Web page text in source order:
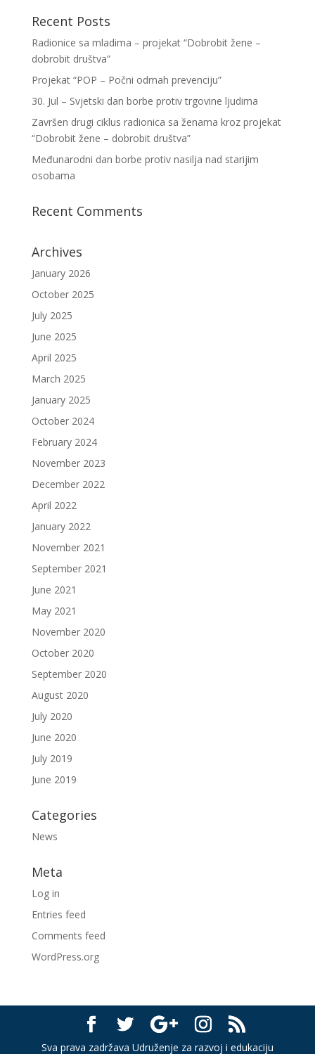
Recent Posts
Radionice sa mladima – projekat “Dobrobit žene –
dobrobit društva”
Projekat “POP – Počni odmah prevenciju”
30. Jul – Svjetski dan borbe protiv trgovine ljudima
Završen drugi ciklus radionica sa ženama kroz projekat
“Dobrobit žene – dobrobit društva”
Međunarodni dan borbe protiv nasilja nad starijim
osobama
Recent Comments
Archives
January 2026
October 2025
July 2025
June 2025
April 2025
March 2025
January 2025
October 2024
February 2024
November 2023
December 2022
April 2022
January 2022
November 2021
September 2021
June 2021
May 2021
November 2020
October 2020
September 2020
August 2020
July 2020
June 2020
July 2019
June 2019
Categories
News
Meta
Log in
Entries feed
Comments feed
WordPress.org
Sva prava zadržava Udruženje za razvoj i edukaciju